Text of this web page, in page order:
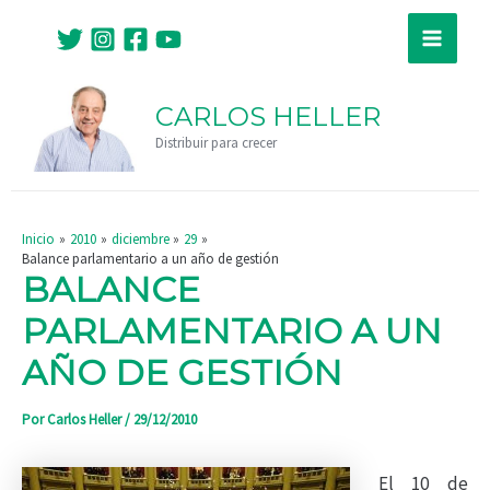
contenido
Main
CARLOS HELLER
Distribuir para crecer
Inicio 2010 diciembre
29
Balance parlamentario a un año de gestión
BALANCE
PARLAMENTARIO A UN
AÑO DE GESTIÓN
PorCarlos Heller/ 29/12/2010
El 10 de
entradas